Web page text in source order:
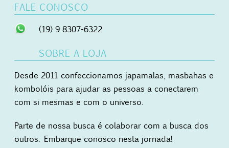
FALE CONOSCO
(19) 9 8307-6322
SOBRE A LOJA
Desde 2011 confeccionamos japamalas, masbahas e
kombolóis para ajudar as pessoas a conectarem
com si mesmas e com o universo.
Parte de nossa busca é colaborar com a busca dos
outros. Embarque conosco nesta jornada!